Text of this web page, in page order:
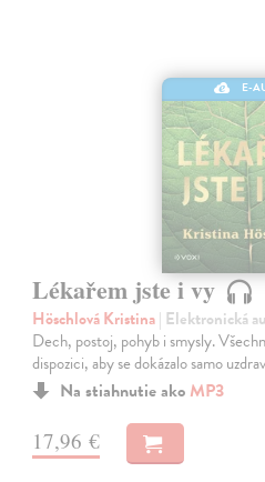
E-
Lékařem jste i vy
Höschlová Kristina| Elektronická
Dech, postoj, pohyb i smysly.
dispozici, aby se dokázalo samo
Na stiahnutie ako MP3
17,96 €